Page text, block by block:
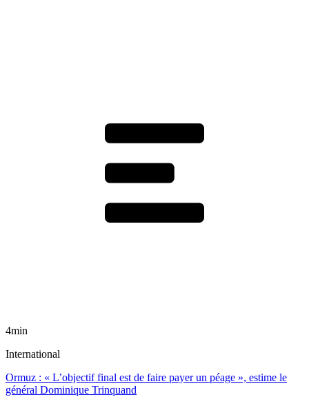
4min
International
Ormuz : « L’objectif final est de faire payer un péage », estime le
général Dominique Trinquand